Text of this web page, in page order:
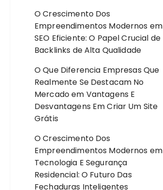
O Crescimento Dos
Empreendimentos Modernos em
SEO Eficiente: O Papel Crucial de
Backlinks de Alta Qualidade
O Que Diferencia Empresas Que
Realmente Se Destacam No
Mercadoem Vantagens E
Desvantagens Em Criar Um Site
Grátis
O Crescimento Dos
Empreendimentos Modernos em
Tecnologia E Segurança
Residencial: O Futuro Das
Fechaduras Inteligentes